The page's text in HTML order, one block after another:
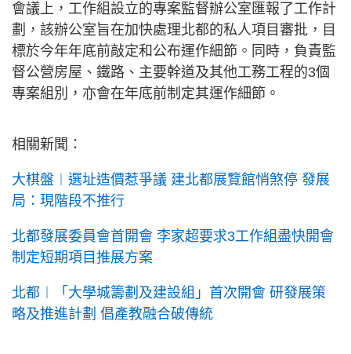
會議上，工作組設立的專案監督辦公室匯報了工作計
劃，該辦公室旨在加快處理北都的私人項目審批，目
標於今年年底前敲定和公布運作細節。同時，負責監
督公營房屋、鐵路、主要幹道及其他工務工程的3個
專案組別，亦會在年底前制定其運作細節。
相關新聞：
大棋盤︱選址造價惹爭議 建北都展覽館悄煞停 發展
局：現階段不推行
北都發展委員會首開會 李家超要求3工作組盡快開會
制定短期項目推展方案
北都︱「大學城籌劃及建設組」首次開會 研發展策
略及推進計劃 倡產教融合破傳統